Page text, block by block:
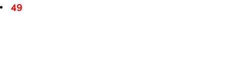
49